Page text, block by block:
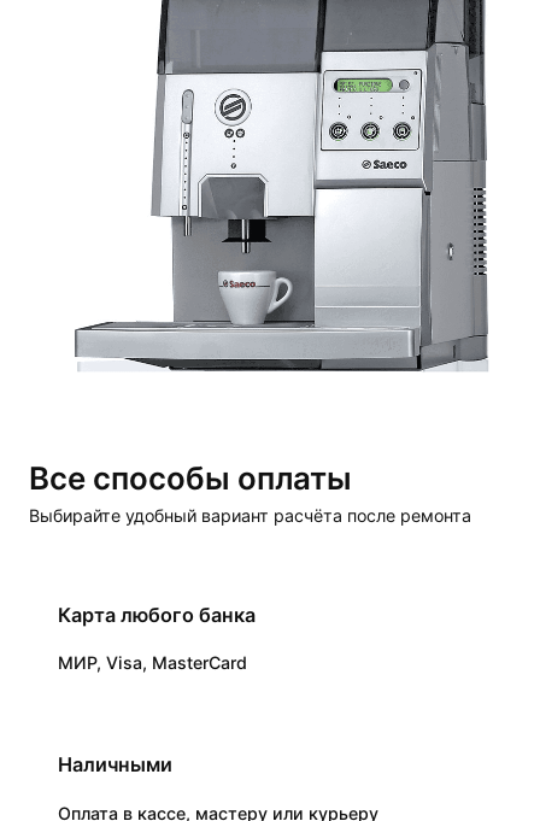
Все способы оплаты
Выбирайте удобный вариант расчёта после ремонта
Карта любого банка
МИР, Visa, MasterCard
Наличными
Оплата в кассе, мастеру или курьеру